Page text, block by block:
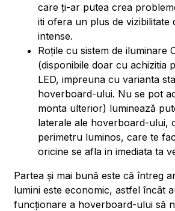
care ți-ar putea crea
iti ofera un plus de vizibilitate
intense.
Roțile cu sistem de iluminare
(disponibile doar cu achizitia
LED, impreuna cu varianta
hoverboard-ului. Nu se pot
monta ulterior) luminează
laterale ale hoverboard-ului,
perimetru luminos, care te
oricine se afla in imediata ta
Partea și mai bună este că întreg
lumini este economic, astfel încât
funcționare a hoverboard-ului să